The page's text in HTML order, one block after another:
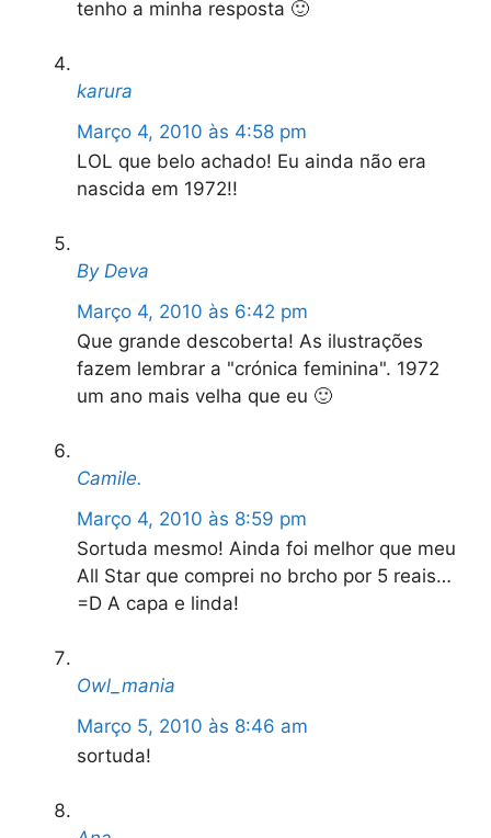
tenho a minha resposta 🙂
karura
Março 4, 2010 às 4:58 pm
LOL que belo achado! Eu ainda não era
nascida em 1972!!
By Deva
Março 4, 2010 às 6:42 pm
Que grande descoberta! As ilustrações
fazem lembrar a "crónica feminina". 1972
um ano mais velha que eu 🙂
Camile.
Março 4, 2010 às 8:59 pm
Sortuda mesmo! Ainda foi melhor que meu
All Star que comprei no brcho por 5 reais…
=D A capa e linda!
Owl_mania
Março 5, 2010 às 8:46 am
sortuda!